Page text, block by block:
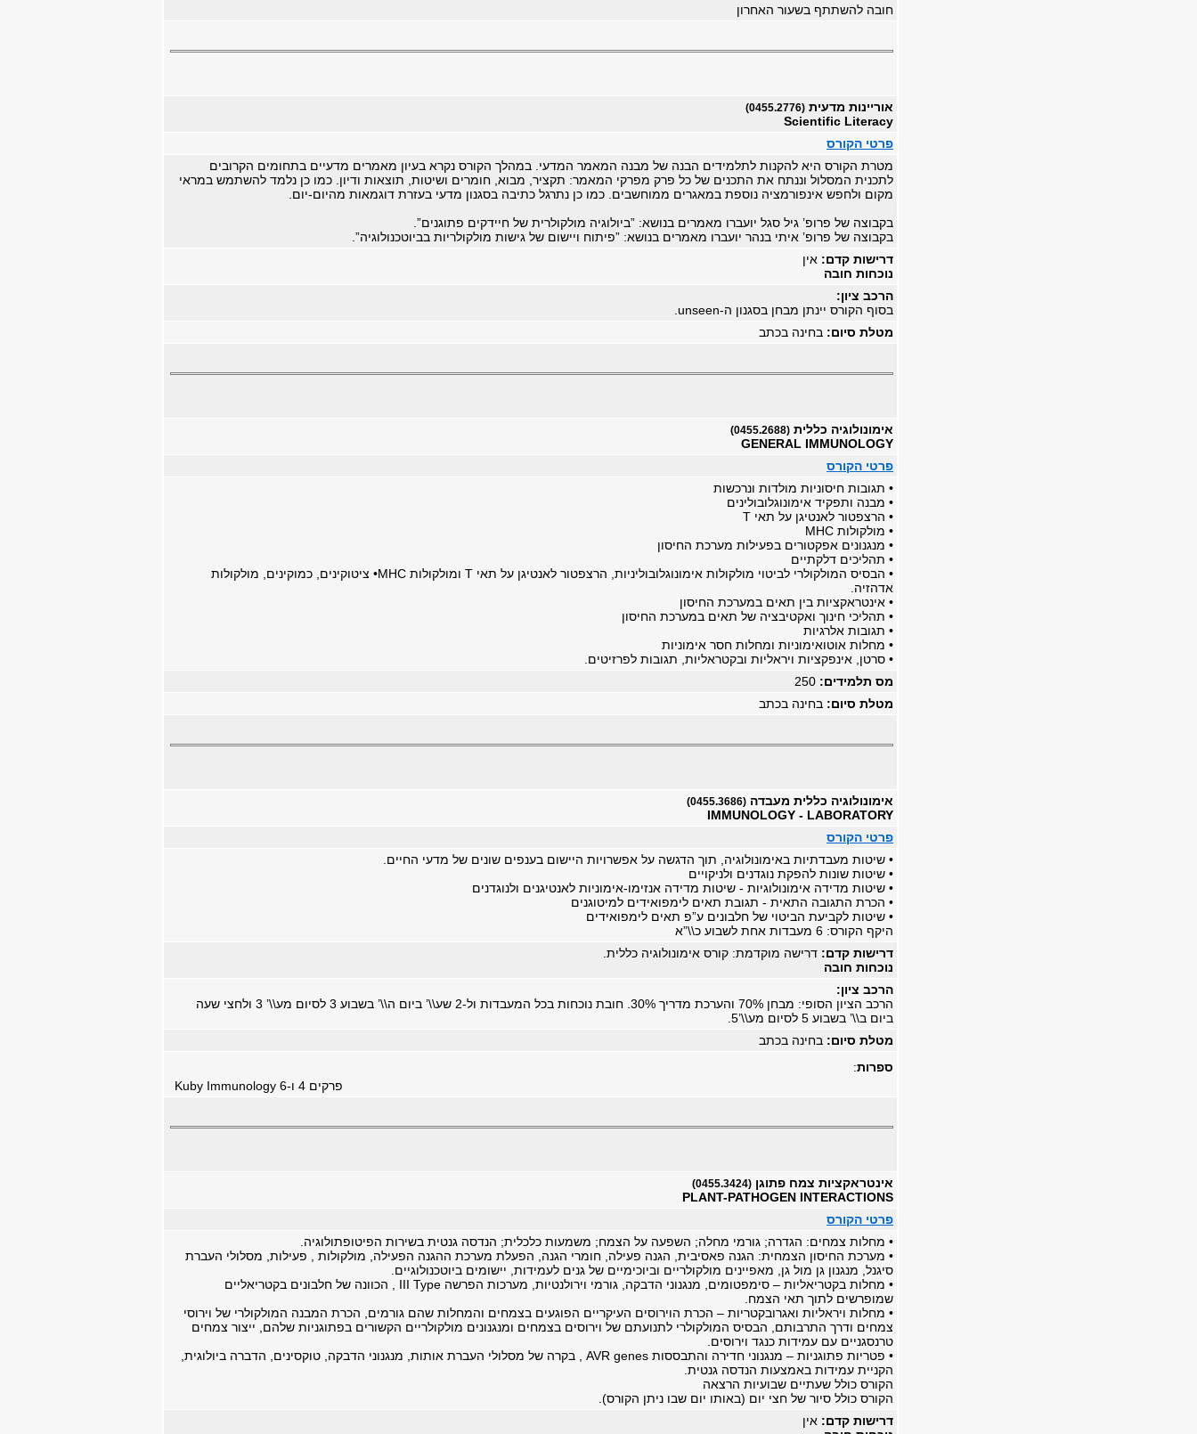
חובה להשתתף בשעור האחרון
אוריינות מדעית (0455.2776)
Scientific Literacy
פרטי הקורס
מטרת הקורס היא להקנות לתלמידים הבנה של מבנה המאמר המדעי. במהלך הקורס נקרא בעיון מאמרים מדעיים בתחומים הקרובים
לתכנית המסלול וננתח את התכנים של כל פרק מפרקי המאמר: תקציר, מבוא, חומרים ושיטות, תוצאות ודיון. כמו כן נלמד להשתמש במראי
מקום ולחפש אינפורמציה נוספת במאגרים ממוחשבים. כמו כן נתרגל כתיבה בסגנון מדעי בעזרת דוגמאות מהיום-יום.
בקבוצה של פרופ’ גיל סגל יועברו מאמרים בנושא: ”ביולוגיה מולקולרית של חיידקים פתוגנים”.
בקבוצה של פרופ’ איתי בנהר יועברו מאמרים בנושא: ”פיתוח ויישום של גישות מולקולריות בביוטכנולוגיה”.
דרישות קדם: אין
נוכחות חובה
הרכב ציון:
בסוף הקורס יינתן מבחן בסגנון ה-unseen.
מטלת סיום: בחינה בכתב
אימונולוגיה כללית (0455.2688)
GENERAL IMMUNOLOGY
פרטי הקורס
• תגובות חיסוניות מולדות ונרכשות
• מבנה ותפקיד אימונוגלובולינים
• הרצפטור לאנטיגן על תאי T
• מולקולות MHC
• מנגנונים אפקטורים בפעילות מערכת החיסון
• תהליכים דלקתיים
• הבסיס המולקולרי לביטוי מולקולות אימונוגלובוליניות, הרצפטור לאנטיגן על תאי T ומולקולות MHC• ציטוקינים, כמוקינים, מולקולות
אדהזיה.
• אינטראקציות בין תאים במערכת החיסון
• תהליכי חינוך ואקטיבציה של תאים במערכת החיסון
• תגובות אלרגיות
• מחלות אוטואימוניות ומחלות חסר אימוניות
• סרטן, אינפקציות ויראליות ובקטראליות, תגובות לפרזיטים.
מס תלמידים: 250
מטלת סיום: בחינה בכתב
אימונולוגיה כללית מעבדה (0455.3686)
IMMUNOLOGY - LABORATORY
פרטי הקורס
• שיטות מעבדתיות באימונולוגיה, תוך הדגשה על אפשרויות היישום בענפים שונים של מדעי החיים.
• שיטות שונות להפקת נוגדנים ולניקויים
• שיטות מדידה אימונולוגיות - שיטות מדידה אנזימו-אימוניות לאנטיגנים ולנוגדנים
• הכרת התגובה התאית - תגובת תאים לימפואידים למיטוגנים
• שיטות לקביעת הביטוי של חלבונים ע”פ תאים לימפואידים
היקף הקורס: 6 מעבדות אחת לשבוע כ\\”א
דרישות קדם: דרישה מוקדמת: קורס אימונולוגיה כללית.
נוכחות חובה
הרכב ציון:
הרכב הציון הסופי: מבחן 70% והערכת מדריך 30%. חובת נוכחות בכל המעבדות ול-2 שע\\’ ביום ה\\’ בשבוע 3 לסיום מע\\’ 3 ולחצי שעה
ביום ב\\’ בשבוע 5 לסיום מע\\’5.
מטלת סיום: בחינה בכתב
:ספרות
Kuby Immunology פרקים 4 ו-6
אינטראקציות צמח פתוגן (0455.3424)
PLANT-PATHOGEN INTERACTIONS
פרטי הקורס
• מחלות צמחים: הגדרה; גורמי מחלה; השפעה על הצמח; משמעות כלכלית; הנדסה גנטית בשירות הפיטופתולוגיה.
• מערכת החיסון הצמחית: הגנה פאסיבית, הגנה פעילה, חומרי הגנה, הפעלת מערכת ההגנה הפעילה, מולקולות , פעילות, מסלולי העברת
סיגנל, מנגנון גן מול גן, מאפיינים מולקולריים וביוכימיים של גנים לעמידות, יישומים ביוטכנולוגיים.
• מחלות בקטריאליות – סימפטומים, מנגנוני הדבקה, גורמי וירולנטיות, מערכות הפרשה III Type , הכוונה של חלבונים בקטריאליים
שמופרשים לתוך תאי הצמח.
• מחלות ויראליות ואגרובקטריות – הכרת הוירוסים העיקריים הפוגעים בצמחים והמחלות שהם גורמים, הכרת המבנה המולקולרי של וירוסי
צמחים ודרך התרבותם, הבסיס המולקולרי לתנועתם של וירוסים בצמחים ומנגנונים מולקולריים הקשורים בפתוגניות שלהם, ייצור צמחים
טרנסגניים עם עמידות כנגד וירוסים.
• פטריות פתוגניות – מנגנוני חדירה והתבססות AVR genes , בקרה של מסלולי העברת אותות, מנגנוני הדבקה, טוקסינים, הדברה ביולוגית,
הקניית עמידות באמצעות הנדסה גנטית.
הקורס כולל שעתיים שבועיות הרצאה
הקורס כולל סיור של חצי יום (באותו יום שבו ניתן הקורס).
דרישות קדם: אין